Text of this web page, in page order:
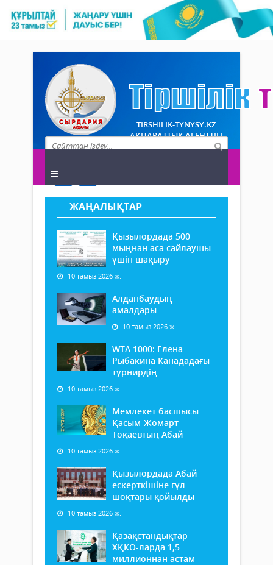
TIRSHILIK-TYNYSY.KZ
АҚПАРАТТЫҚ АГЕНТТІГІ
ЖАҢАЛЫҚТАР
Қызылордада 500
мыңнан аса сайлаушы
үшін шақыру
10 тамыз 2026 ж.
Алданбаудың
амалдары
10 тамыз 2026 ж.
WTA 1000: Елена
Рыбакина Канададағы
турнирдің
10 тамыз 2026 ж.
Мемлекет басшысы
Қасым-Жомарт
Тоқаевтың Абай
10 тамыз 2026 ж.
Қызылордада Абай
ескерткішіне гүл
шоқтары қойылды
10 тамыз 2026 ж.
Қазақстандықтар
ХҚКО-ларда 1,5
миллионнан астам